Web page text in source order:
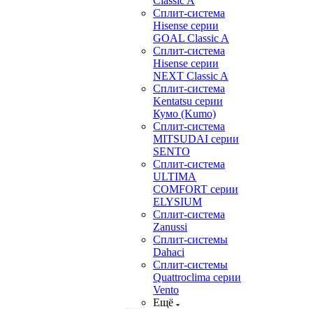
Сплит-система
Hisense серии
GOAL Classic A
Сплит-система
Hisense серии
NEXT Classic A
Сплит-система
Kentatsu серии
Кумо (Kumo)
Сплит-система
MITSUDAI серии
SENTO
Сплит-система
ULTIMA
COMFORT серии
ELYSIUM
Сплит-система
Zanussi
Сплит-системы
Dahaci
Сплит-системы
Quattroclima серии
Vento
Ещё